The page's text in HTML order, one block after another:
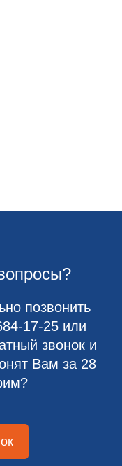
позвонить
17-25или
звонок и
Вам за 28